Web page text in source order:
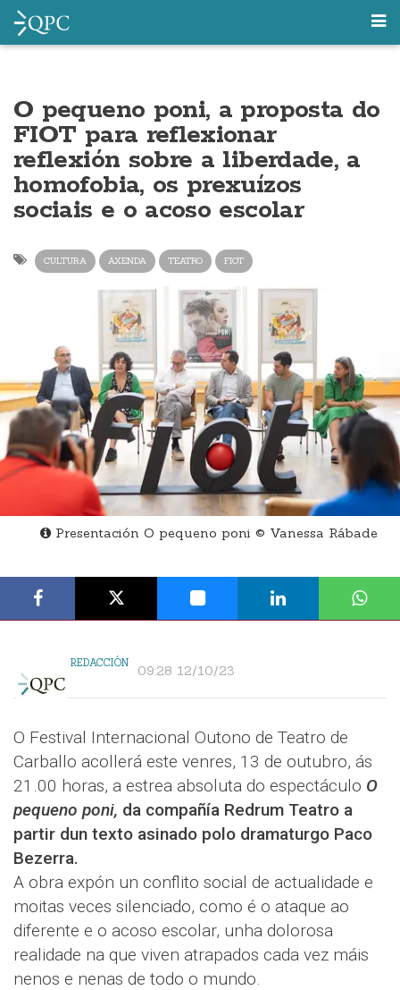
O pequeno poni, a proposta do
FIOT para reflexionar
reflexión sobre a liberdade, a
homofobia, os prexuízos
sociais e o acoso escolar
CULTURA AXENDA TEATRO FIOT
Presentación O pequeno poni © Vanessa Rábade
REDACCIÓN 09:28 12/10/23
O Festival Internacional Outono de Teatro de
Carballo acollerá este venres, 13 de outubro, ás
21.00 horas, a estrea absoluta do espectáculo O
pequeno poni, da compañía Redrum Teatro a
partir dun texto asinado polo dramaturgo Paco
Bezerra.
A obra expón un conflito social de actualidade e
moitas veces silenciado, como é o ataque ao
diferente e o acoso escolar, unha dolorosa
realidade na que viven atrapados cada vez máis
nenos e nenas de todo o mundo.